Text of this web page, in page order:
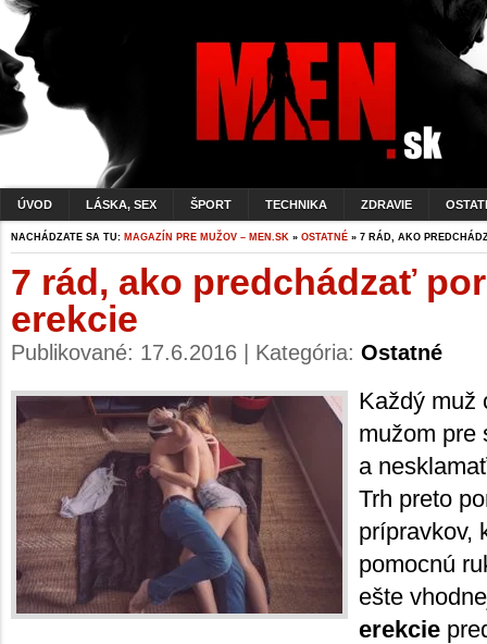
ÚVOD LÁSKA, SEX ŠPORT TECHNIKA ZDRAVIE
NACHÁDZATE SA TU: MAGAZÍN PRE MUŽOV – MEN.SK » OSTATNÉ » 7 RÁD, AKO
7 rád, ako predchádzať
erekcie
Publikované: 17.6.2016 | Kategória: Ostatné
Každý muž
mužom pre
a
Trh preto
prípravkov,
pomocnú
ešte
erekcie